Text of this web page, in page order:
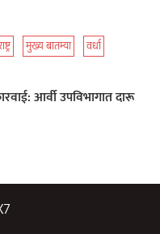
मुख्य बातम्या
वर्धा
आर्वी उपविभागात दारू